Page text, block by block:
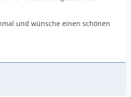
und wünsche einen schönen